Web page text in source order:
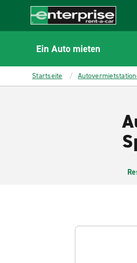
CONTENT
Enterprise
Ein Auto mieten
Startseite